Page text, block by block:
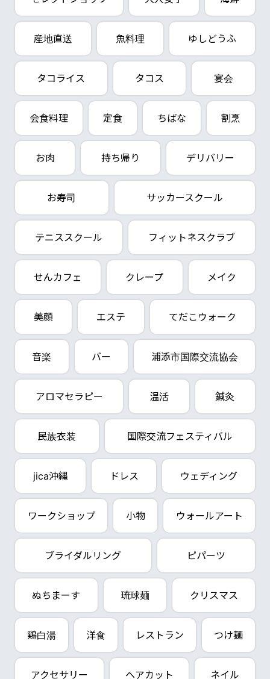
産地直送 魚料理 ゆしどうふ
タコライス タコス 宴会
会食料理 定食 ちばな 割烹
お肉 持ち帰り デリバリー
お寿司 サッカースクール
テニススクール フィットネスクラブ
せんカフェ クレープ メイク
美顔 エステ てだこウォーク
音楽 バー 浦添市国際交流協会
アロマセラピー 温活 鍼灸
民族衣装 国際交流フェスティバル
jica沖縄 ドレス ウェディング
ワークショップ 小物 ウォールアート
ブライダルリング ピパーツ
ぬちまーす 琉球麺 クリスマス
鶏白湯 洋食 レストラン つけ麺
アクセサリー ヘアカット ネイル